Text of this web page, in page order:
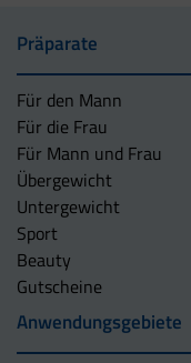
Präparate
Für den Mann
Für die Frau
Für Mann und Frau
Übergewicht
Untergewicht
Sport
Beauty
Gutscheine
Anwendungsgebiete